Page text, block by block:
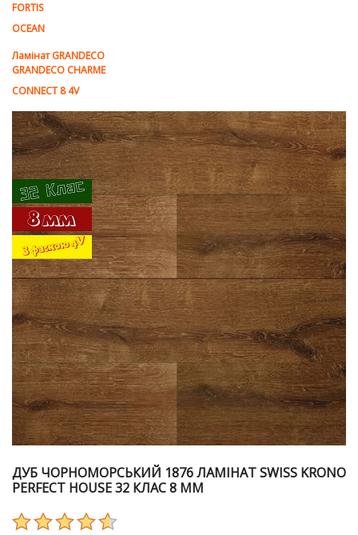
FORTIS
OCEAN
Ламінат GRANDECO
GRANDECO CHARME
CONNECT 8 4V
ДУБ ЧОРНОМОРСЬКИЙ 1876 ЛАМІНАТ SWISS KRONO
PERFECT HOUSE 32 КЛАС 8 ММ